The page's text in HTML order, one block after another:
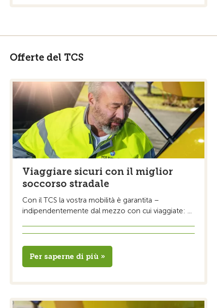
Offerte del TCS
Viaggiare sicuri con il miglior
soccorso stradale
Con il TCS la vostra mobilità è garantita –
indipendentemente dal mezzo con cui viaggiate: ...
Per saperne di più »